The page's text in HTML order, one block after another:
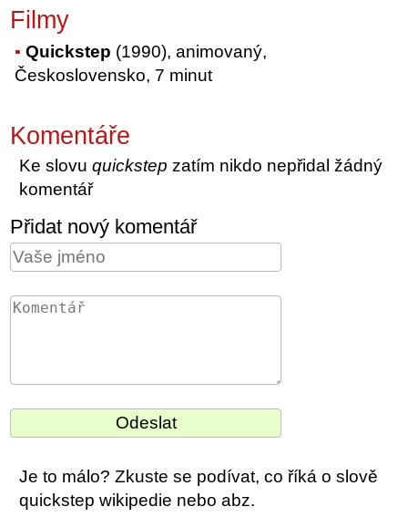
Filmy
Quickstep (1990), animovaný,
Československo, 7 minut
Komentáře
Ke slovuquickstep zatím nikdo nepřidal žádný
komentář
Přidat nový komentář
Je to málo? Zkuste se podívat, co říká o slově
quickstep wikipedie nebo abz.